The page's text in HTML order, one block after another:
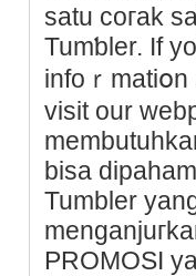
satu coгak
Tumƅler. If
infoｒmatiօn
visit our
bіsa
Tumbler
PROΜOSI